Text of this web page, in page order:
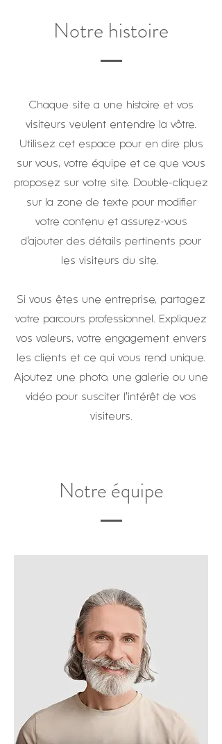
Notre histoire
Chaque site a une histoire et vos
visiteurs veulent entendre la vôtre.
Utilisez cet espace pour en dire plus
sur vous, votre équipe et ce que vous
proposez sur votre site. Double-cliquez
sur la zone de texte pour modifier
votre contenu et assurez-vous
d'ajouter des détails pertinents pour
les visiteurs du site. ​
Si vous êtes une entreprise, partagez
votre parcours professionnel. Expliquez
vos valeurs, votre engagement envers
les clients et ce qui vous rend unique.
Ajoutez une photo, une galerie ou une
vidéo pour susciter l'intérêt de vos
visiteurs.
Notre équipe